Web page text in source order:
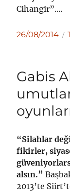
Cihangir”.…
Yayın
26/08/2014
Gabis
“Silahlar
fikirler,
alsın.”
2013’te